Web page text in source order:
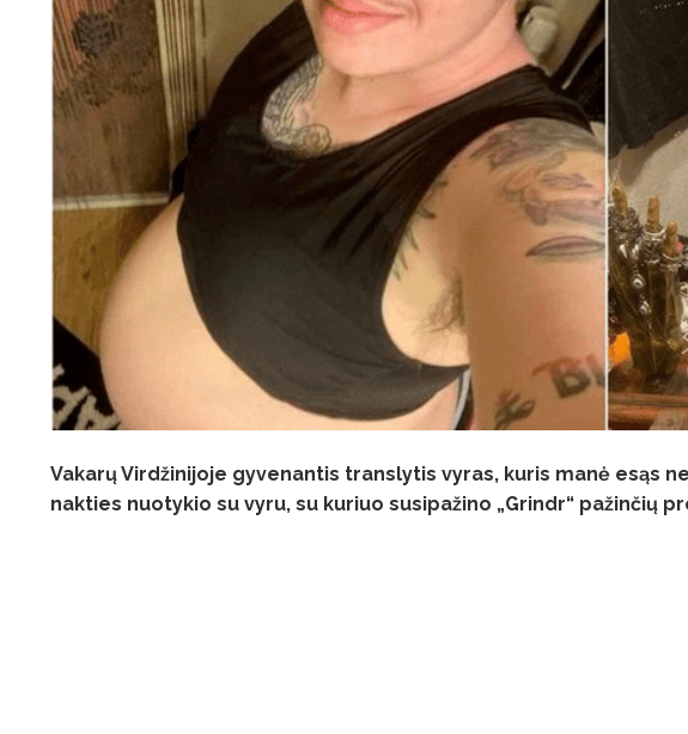
Vakarų Virdžinijoje gyvenantis translytis vyras, kuris manė esąs
nakties nuotykio su vyru, su kuriuo susipažino „Grindr“ pažinčių